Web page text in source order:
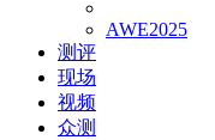
AWE2025
测评
现场
视频
众测